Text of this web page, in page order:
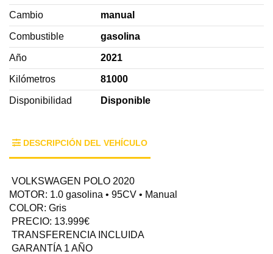
Cambio manual
Combustible gasolina
Año 2021
Kilómetros 81000
Disponibilidad Disponible
DESCRIPCIÓN DEL VEHÍCULO
VOLKSWAGEN POLO 2020
MOTOR: 1.0 gasolina • 95CV • Manual
COLOR: Gris
PRECIO: 13.999€
TRANSFERENCIA INCLUIDA
GARANTÍA 1 AÑO